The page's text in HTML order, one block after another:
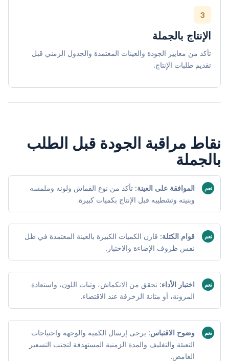
3
الإنتاج بالجملة
تأكد من معايير الجودة والعينات المعتمدة والجدول الزمني قبل
تقديم طلبات الإنتاج.
نقاط مراقبة الجودة قبل الطلب
بالجملة
نعم الموافقة على العينة: تأكد من نوع القماش ولونه وملمسه
وبنيته وتشطيبه قبل الإنتاج بكميات كبيرة.
نعم قوام الكتلة: قارن الكميات الكبيرة بالعينة المعتمدة في ظل
نفس ظروف الإضاءة والاختبار.
نعم اختبار الأداء: تحقق من الانكماش، وثبات اللون، واستعادة
المرونة، أو متانة الزخرفة عند الاقتضاء.
نعم وضوح الاقتباس: يرجى إرسال الكمية والوجهة واحتياجات
التعبئة والتغليف والمدة الزمنية المستهدفة لتجنب التسعير
الغامض.